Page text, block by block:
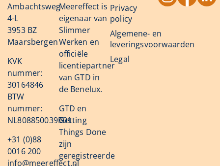
Ambachtsweg
4-L
3953 BZ
Maarsbergen
KVK
nummer:
30164846
BTW
nummer:
NL808850039B01
+31 (0)88
0016 200
info@meereffect.nl
Meereffect is
eigenaar van
Slimmer
Werken en
officiële
licentiepartner
van GTD in
de Benelux.
GTD en
Getting
Things Done
zijn
geregistreerde
Privacy
policy
Algemene- en
leveringsvoorwaarden
Legal